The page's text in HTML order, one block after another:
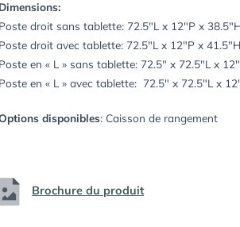
Dimensions:
Poste droit sans tablette: 72.5″L x 12″P x
Poste droit avec tablette: 72.5″L x 12″P x 41.5″H
Poste en « L » sans tablette: 72.5″ x 72.5″L x
Poste en « L » avec tablette: 72.5″ x 72.5″L x
disponibles: Caisson de rangement
Brochure du produit